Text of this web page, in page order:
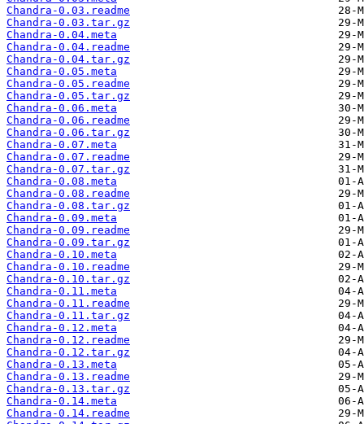
Chandra-0.03.readme
Chandra-0.03.tar.gz
Chandra-0.04.meta
Chandra-0.04.readme
Chandra-0.04.tar.gz
Chandra-0.05.meta
Chandra-0.05.readme
Chandra-0.05.tar.gz
Chandra-0.06.meta
Chandra-0.06.readme
Chandra-0.06.tar.gz
Chandra-0.07.meta
Chandra-0.07.readme
Chandra-0.07.tar.gz
Chandra-0.08.meta
Chandra-0.08.readme
Chandra-0.08.tar.gz
Chandra-0.09.meta
Chandra-0.09.readme
Chandra-0.09.tar.gz
Chandra-0.10.meta
Chandra-0.10.readme
Chandra-0.10.tar.gz
Chandra-0.11.meta
Chandra-0.11.readme
Chandra-0.11.tar.gz
Chandra-0.12.meta
Chandra-0.12.readme
Chandra-0.12.tar.gz
Chandra-0.13.meta
Chandra-0.13.readme
Chandra-0.13.tar.gz
Chandra-0.14.meta
Chandra-0.14.readme